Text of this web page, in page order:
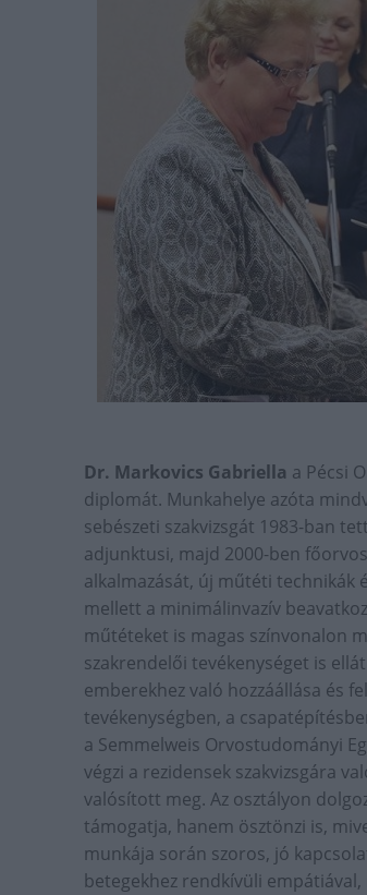
Dr. Markovics Gabriella a Pécsi
diplomát. Munkahelye azóta
sebészeti szakvizsgát 1983-ban
adjunktusi, majd 2000-ben
alkalmazását, új műtéti technikák
mellett a minimálinvazív
műtéteket is magas színvonalon
szakrendelői tevékenységet is
emberekhez való hozzáállása és
tevékenységben, a
a Semmelweis Orvostudományi
végzi a rezidensek szakvizsgára
valósított meg. Az osztályon
támogatja, hanem ösztönzi is,
munkája során szoros, jó
betegekhez rendkívüli